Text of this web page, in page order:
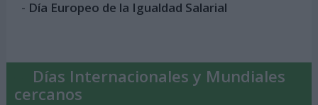
- Día Europeo de la Igualdad Salarial
Días Internacionales y Mundiales
cercanos